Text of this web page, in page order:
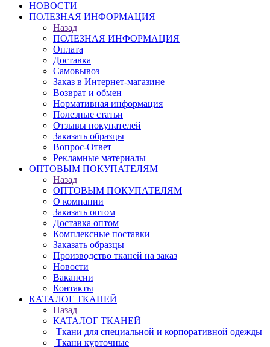
НОВОСТИ
ПОЛЕЗНАЯ ИНФОРМАЦИЯ
Назад
ПОЛЕЗНАЯ ИНФОРМАЦИЯ
Оплата
Доставка
Самовывоз
Заказ в Интернет-магазине
Возврат и обмен
Нормативная информация
Полезные статьи
Отзывы покупателей
Заказать образцы
Вопрос-Ответ
Рекламные материалы
ОПТОВЫМ ПОКУПАТЕЛЯМ
Назад
ОПТОВЫМ ПОКУПАТЕЛЯМ
О компании
Заказать оптом
Доставка оптом
Комплексные поставки
Заказать образцы
Производство тканей на заказ
Новости
Вакансии
Контакты
КАТАЛОГ ТКАНЕЙ
Назад
КАТАЛОГ ТКАНЕЙ
Ткани для специальной и корпоративной одежды
Ткани курточные